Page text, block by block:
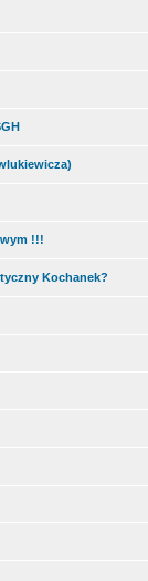
!!!
Kochanek?